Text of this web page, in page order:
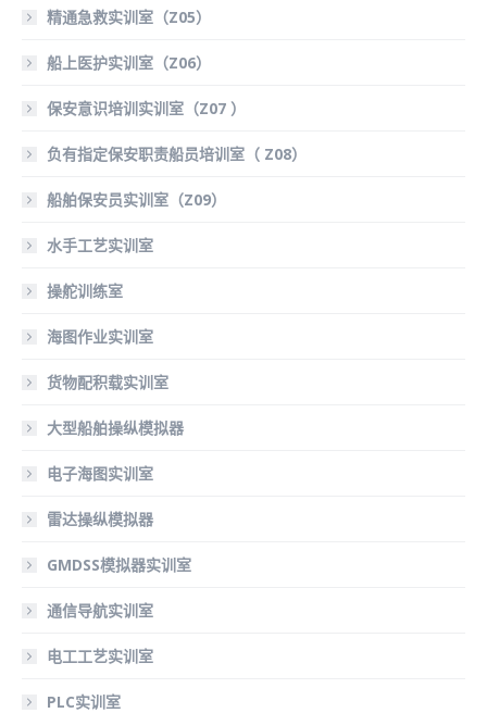
精通急救实训室（Z05）
船上医护实训室（Z06）
保安意识培训实训室（Z07 ）
负有指定保安职责船员培训室（ Z08）
船舶保安员实训室（Z09）
水手工艺实训室
操舵训练室
海图作业实训室
货物配积载实训室
大型船舶操纵模拟器
电子海图实训室
雷达操纵模拟器
GMDSS模拟器实训室
通信导航实训室
电工工艺实训室
PLC实训室